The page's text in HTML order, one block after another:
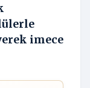
imece